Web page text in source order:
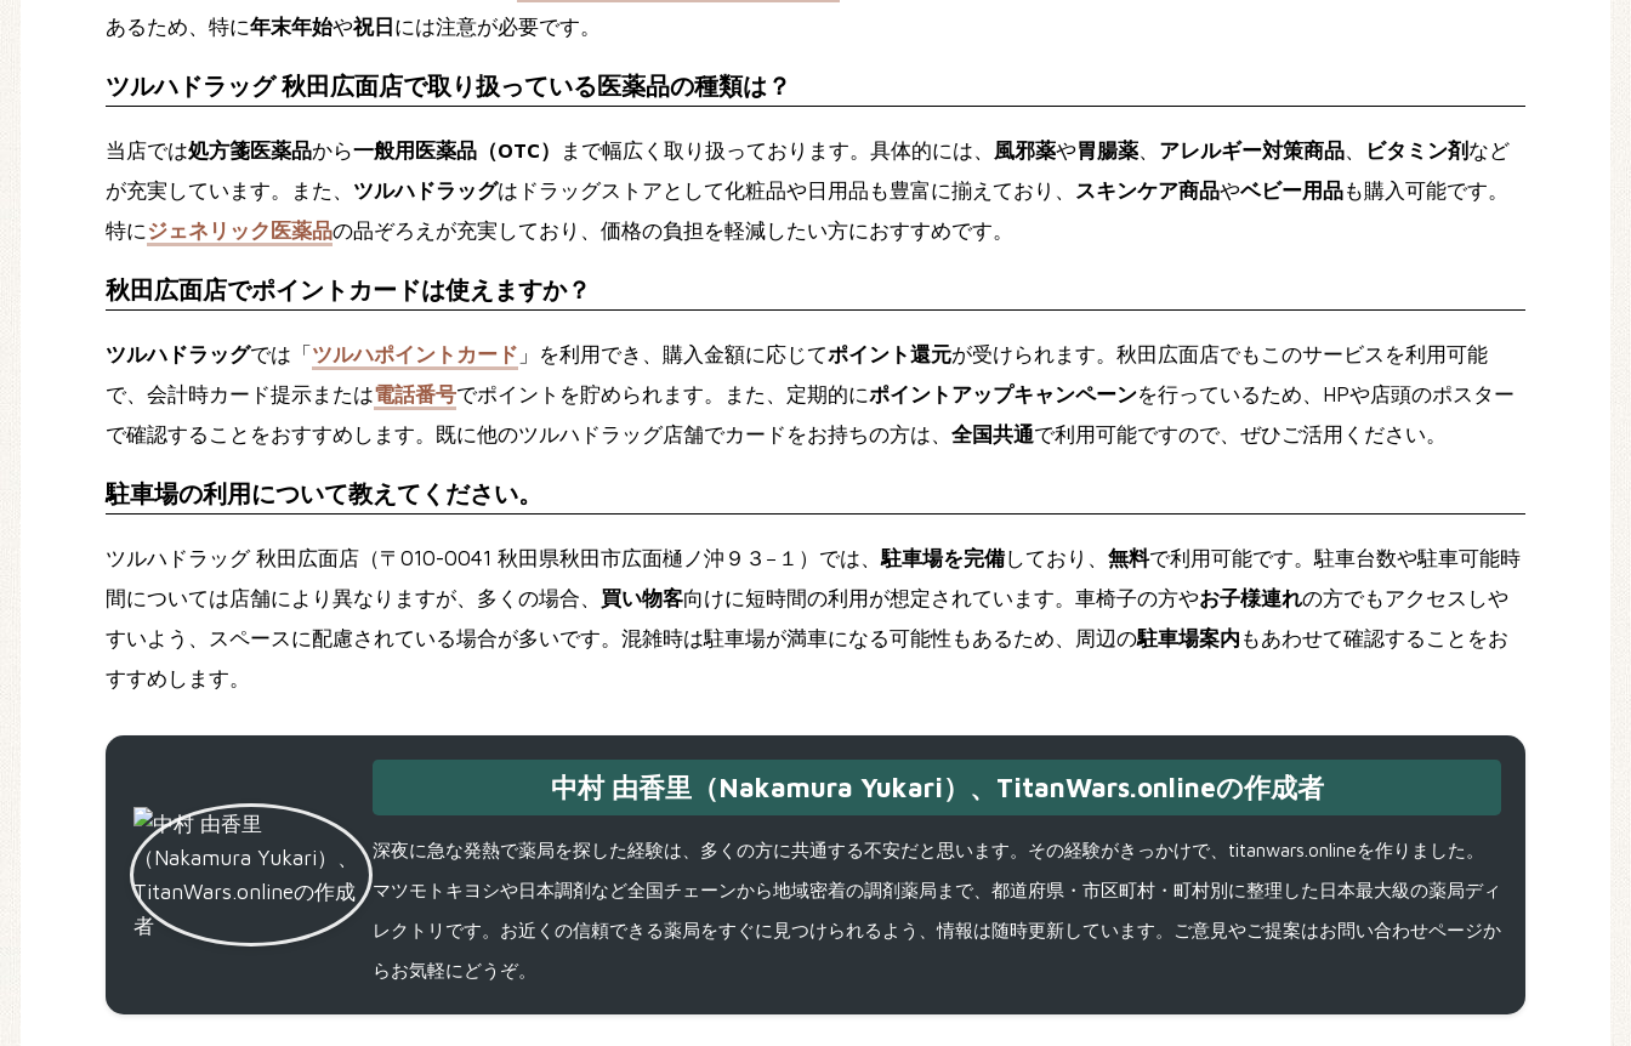
あるため、特に年末年始や祝日には注意が必要です。
ツルハドラッグ 秋田広面店で取り扱っている医薬品の種類は？
当店では処方箋医薬品から一般用医薬品（OTC） まで幅広く取り扱っております。具体的には、 風邪薬や胃腸薬、 アレルギー対策商品、 ビタミン剤 など
が充実しています。また、 ツルハドラッグはドラッグストアとして化粧品や日用品も豊富に揃えており、 スキンケア商品やベビー用品も購入可能です。
特に ジェネリック医薬品の品ぞろえが充実しており、 価格の負担を軽減したい方におすすめです。
秋田広面店でポイントカードは使えますか？
ツルハドラッグでは「ツルハポイントカード 」を利用でき、購入金額に応じてポイント還元が受けられます。秋田広面店でもこのサービスを利用可能
で、 会計時カード提示または電話番号でポイントを貯められます。また、定期的にポイントアップキャンペーンを行っているため、HPや店頭のポスター
で確認することをおすすめします。既に他のツルハドラッグ店舗でカードをお持ちの方は、 全国共通で利用可能ですので、ぜひご活用ください。
駐車場の利用について教えてください。
ツルハドラッグ 秋田広面店（〒010-0041 秋田県秋田市広面樋ノ沖９３−１）では、駐車場を完備しており、 無料で利用可能です。駐車台数や駐車可能時
間については店舗により異なりますが、多くの場合、 買い物客向けに短時間の利用が想定されています。車椅子の方やお子様連れの方でもアクセスしや
すいよう、スペースに配慮されている場合が多いです。混雑時は駐車場が満車になる可能性もあるため、周辺の駐車場案内 もあわせて確認することをお
すすめします。
中村 由香里（Nakamura Yukari）、TitanWars.onlineの作成者
深夜に急な発熱で薬局を探した経験は、多くの方に共通する不安だと思います。その経験がきっかけで、titanwars.onlineを作りました。
マツモトキヨシや日本調剤など全国チェーンから地域密着の調剤薬局まで、都道府県・市区町村・町村別に整理した日本最大級の薬局ディ
レクトリです。お近くの信頼できる薬局をすぐに見つけられるよう、情報は随時更新しています。ご意見やご提案はお問い合わせページか
らお気軽にどうぞ。